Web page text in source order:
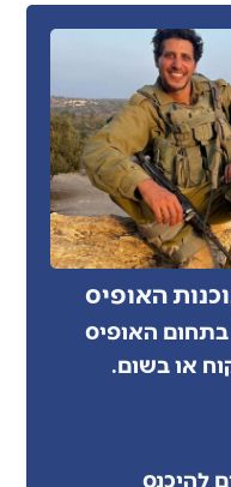
האופיס
האופיס
או בשום.
להיכנס